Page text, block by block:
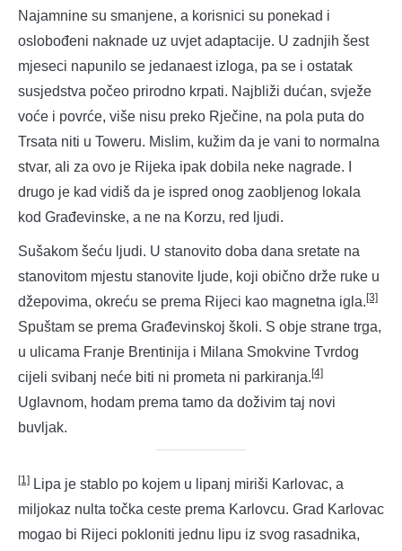
Najamnine su smanjene, a korisnici su ponekad i
oslobođeni naknade uz uvjet adaptacije. U zadnjih šest
mjeseci napunilo se jedanaest izloga, pa se i ostatak
susjedstva počeo prirodno krpati. Najbliži dućan, svježe
voće i povrće, više nisu preko Rječine, na pola puta do
Trsata niti u Toweru. Mislim, kužim da je vani to normalna
stvar, ali za ovo je Rijeka ipak dobila neke nagrade. I
drugo je kad vidiš da je ispred onog zaobljenog lokala
kod Građevinske, a ne na Korzu, red ljudi.
Sušakom šeću ljudi. U stanovito doba dana sretate na
stanovitom mjestu stanovite ljude, koji obično drže ruke u
džepovima, okreću se prema Rijeci kao magnetna igla. [3]
Spuštam se prema Građevinskoj školi. S obje strane trga,
u ulicama Franje Brentinija i Milana Smokvine Tvrdog
cijeli svibanj neće biti ni prometa ni parkiranja. [4]
Uglavnom, hodam prema tamo da doživim taj novi
buvljak.
[1] Lipa je stablo po kojem u lipanj miriši Karlovac, a
miljokaz nulta točka ceste prema Karlovcu. Grad Karlovac
mogao bi Rijeci pokloniti jednu lipu iz svog rasadnika,